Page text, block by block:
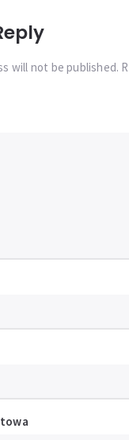
will not be published.